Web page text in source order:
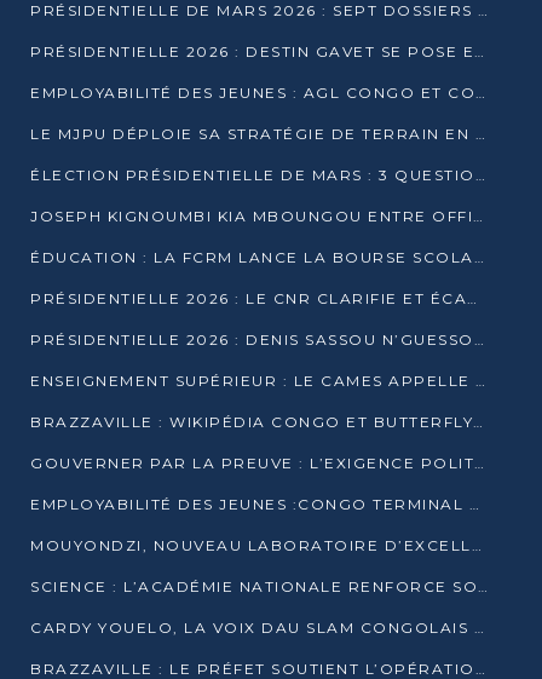
PRÉSIDENTIELLE DE MARS 2026 : SEPT DOSSIERS DE CANDIDATURE ENREGISTRÉS À LA CLÔTURE DES DÉPÔTS
PRÉSIDENTIELLE 2026 : DESTIN GAVET SE POSE EN CANDIDAT DU « RAS-LE-BOL »
EMPLOYABILITÉ DES JEUNES : AGL CONGO ET CONGO TERMINAL S’ALLIENT À UCAC-ICAM
LE MJPU DÉPLOIE SA STRATÉGIE DE TERRAIN EN FAVEUR DE DSN
ÉLECTION PRÉSIDENTIELLE DE MARS : 3 QUESTIONS À UN EXPERT CONGOLAIS DE LA CYBERSÉCURITÉ
JOSEPH KIGNOUMBI KIA MBOUNGOU ENTRE OFFICIELLEMENT EN COURSE POUR LA PRÉSIDENTIELLE
ÉDUCATION : LA FCRM LANCE LA BOURSE SCOLAIRE FRANCINE-NTOUMI POUR PROMOUVOIR LES FILIÈRES SCIENTIFIQUES
PRÉSIDENTIELLE 2026 : LE CNR CLARIFIE ET ÉCARTE LA CANDIDATURE DU PASTEUR NTUMI
PRÉSIDENTIELLE 2026 : DENIS SASSOU N’GUESSO ANNONCE OFFICIELLEMENT SA CANDIDATURE
ENSEIGNEMENT SUPÉRIEUR : LE CAMES APPELLE À UNE UNIVERSITÉ AFRICAINE AXÉE SUR L’EMPLOYABILITÉ
BRAZZAVILLE : WIKIPÉDIA CONGO ET BUTTERFLY SCELLENT UN PARTENARIAT POUR STRUCTURER LE BÉNÉVOLAT NUMÉRIQUE
GOUVERNER PAR LA PREUVE : L’EXIGENCE POLITIQUE DU XXIᵉ SIÈCLE
EMPLOYABILITÉ DES JEUNES :CONGO TERMINAL S’ALLIE À L’ESCIC POUR RAPPROCHER L’ÉCOLE DU TERRAIN
MOUYONDZI, NOUVEAU LABORATOIRE D’EXCELLENCE PÉDAGOGIQUE AVEC L’ENFICE
SCIENCE : L’ACADÉMIE NATIONALE RENFORCE SON ÉQUIPE ET TRACE SA FEUILLE DE ROUTE 2026
CARDY YOUELO, LA VOIX DAU SLAM CONGOLAIS QUI INTERPELLE LE MONDE
BRAZZAVILLE : LE PRÉFET SOUTIENT L’OPÉRATION « ZÉRO KULUNA » ET APPELLE À LA VIGILANCE CITOYENNE